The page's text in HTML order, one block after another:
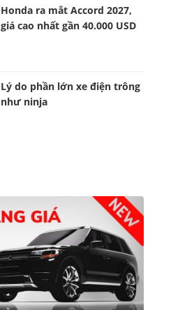
Honda ra mắt Accord 2027,
giá cao nhất gần 40.000 USD
Lý do phần lớn xe điện trông
như ninja